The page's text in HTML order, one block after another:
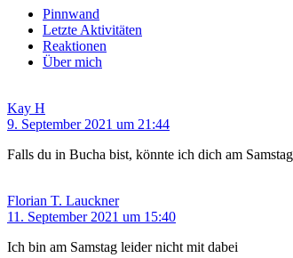
Pinnwand
Letzte Aktivitäten
Reaktionen
Über mich
Kay H
9. September 2021 um 21:44
Falls du in Bucha bist, könnte ich dich am
Florian T. Lauckner
11. September 2021 um 15:40
Ich bin am Samstag leider nicht mit dabei